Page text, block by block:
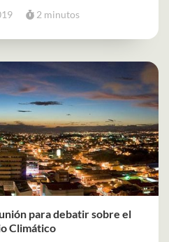
2 minutos
para debatir sobre el
Climático